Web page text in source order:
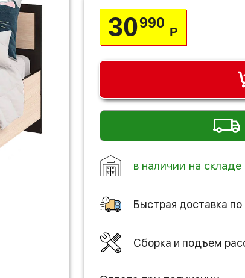
30990
Р
в наличии на
Быстрая доставка по
Сборка и подъем